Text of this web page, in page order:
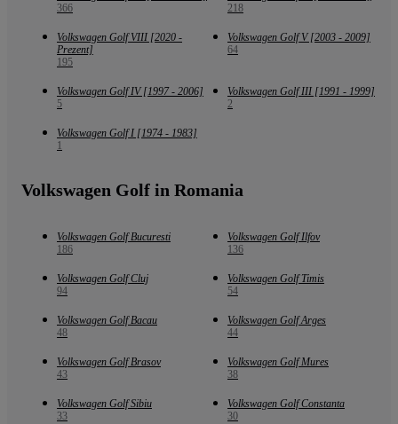
366
218
Volkswagen Golf VIII [2020 -
Prezent]
195
Volkswagen Golf V [2003 - 2009]
64
Volkswagen Golf IV [1997 - 2006]
5
Volkswagen Golf III [1991 - 1999]
2
Volkswagen Golf I [1974 - 1983]
1
Volkswagen Golf in Romania
Volkswagen Golf Bucuresti
186
Volkswagen Golf Ilfov
136
Volkswagen Golf Cluj
94
Volkswagen Golf Timis
54
Volkswagen Golf Bacau
48
Volkswagen Golf Arges
44
Volkswagen Golf Brasov
43
Volkswagen Golf Mures
38
Volkswagen Golf Sibiu
33
Volkswagen Golf Constanta
30